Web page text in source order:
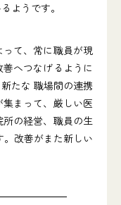
ようです。
て、常に職員が現
へつなげるように
たな 職場間の連携
まって、厳しい医
の経営、職員の生
改善がまた新しい